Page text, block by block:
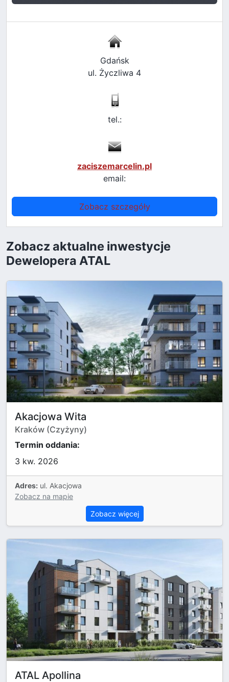
Gdańsk
ul. Życzliwa 4
tel.:
zaciszemarcelin.pl
email:
Zobacz szczegóły
Zobacz aktualne inwestycje
Dewelopera ATAL
Akacjowa Wita
Kraków (Czyżyny)
Termin oddania:
3 kw. 2026
Adres: ul. Akacjowa
Zobacz na mapie
Zobacz więcej
ATAL Apollina